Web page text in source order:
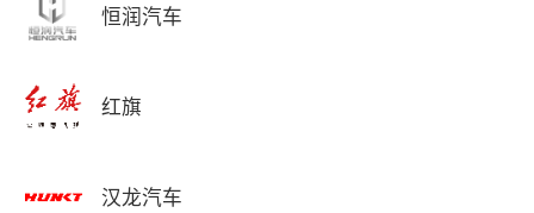
恒润汽车
红旗
汉龙汽车